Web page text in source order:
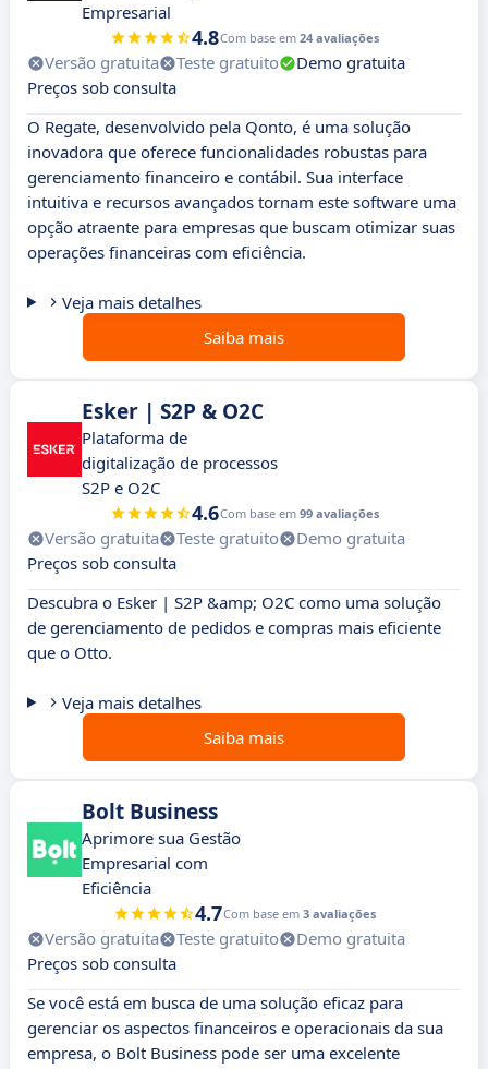
Empresarial
4.8Com base em 24 avaliações
Versão gratuita Teste gratuito
Demo gratuita
Preços sob consulta
O Regate, desenvolvido pela Qonto, é uma solução
inovadora que oferece funcionalidades robustas para
gerenciamento financeiro e contábil. Sua interface
intuitiva e recursos avançados tornam este software uma
opção atraente para empresas que buscam otimizar suas
operações financeiras com eficiência.
Veja mais detalhes
Saiba mais
Esker | S2P & O2C
Plataforma de
digitalização de processos
S2P e O2C
4.6Com base em 99 avaliações
Versão gratuita Teste gratuito
Demo gratuita
Preços sob consulta
Descubra o Esker | S2P &amp; O2C como uma solução
de gerenciamento de pedidos e compras mais eficiente
que o Otto.
Veja mais detalhes
Saiba mais
Bolt Business
Aprimore sua Gestão
Empresarial com
Eficiência
4.7Com base em 3 avaliações
Versão gratuita Teste gratuito
Demo gratuita
Preços sob consulta
Se você está em busca de uma solução eficaz para
gerenciar os aspectos financeiros e operacionais da sua
empresa, o Bolt Business pode ser uma excelente